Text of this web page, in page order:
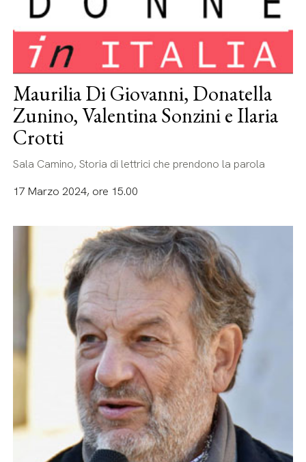
Maurilia Di Giovanni, Donatella
Zunino, Valentina Sonzini e Ilaria
Crotti
Sala Camino, Storia di lettrici che prendono la parola
17 Marzo 2024, ore 15.00